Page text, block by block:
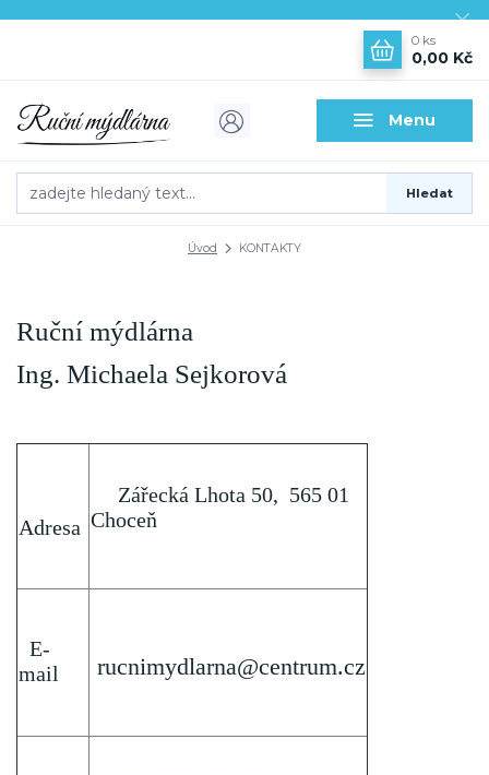
Menu
Hledat
0 ks
0,00 Kč
Úvod KONTAKTY
Ruční mýdlárna
Ing. Michaela Sejkorová
Adresa
Zářecká Lhota 50, 565 01
Choceň
E-
mail
rucnimydlarna@centrum.cz